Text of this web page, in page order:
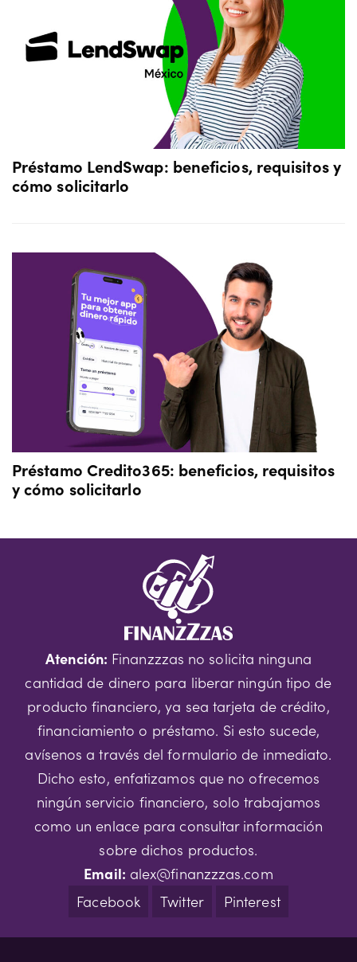
Préstamo LendSwap: beneficios, requisitos y
cómo solicitarlo
Préstamo Credito365: beneficios, requisitos
y cómo solicitarlo
Atención: Finanzzzas no solicita ninguna
cantidad de dinero para liberar ningún tipo de
producto financiero, ya sea tarjeta de crédito,
financiamiento o préstamo. Si esto sucede,
avísenos a través del formulario de inmediato.
Dicho esto, enfatizamos que no ofrecemos
ningún servicio financiero, solo trabajamos
como un enlace para consultar información
sobre dichos productos.
Email: alex@finanzzzas.com
Facebook
Twitter Pinterest